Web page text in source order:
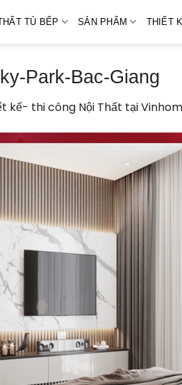
TỦ BẾP SẢN PHẨM THIẾT
Park-Bac-Giang
kế- thi công Nội Thất tại